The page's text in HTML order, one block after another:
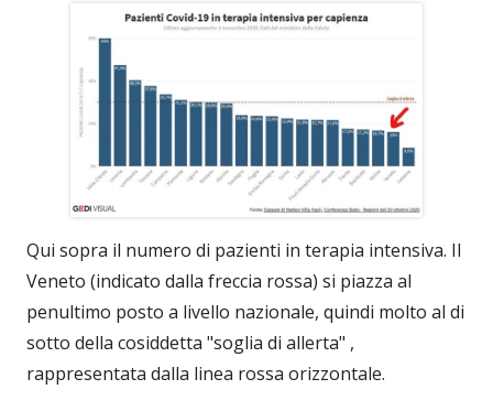
Qui sopra il numero di pazienti in terapia intensiva. Il
Veneto (indicato dalla freccia rossa) si piazza al
penultimo posto a livello nazionale, quindi molto al di
sotto della cosiddetta "soglia di allerta" ,
rappresentata dalla linea rossa orizzontale.